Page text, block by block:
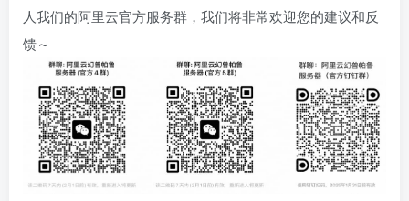
人我们的阿里云官方服务群，我们将非常欢迎您的建议和反
馈～